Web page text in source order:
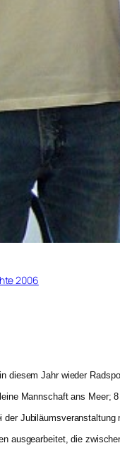
2006
diesem Jahr wieder
Mannschaft ans Meer;
der
ausgearbeitet, die